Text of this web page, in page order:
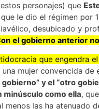
personajes) que
le dio el régimen por
desubicado y
el gobierno anterior
que engendra
mujer convencida de
y el “otro
minúsculo como ella,
las ha atenuado